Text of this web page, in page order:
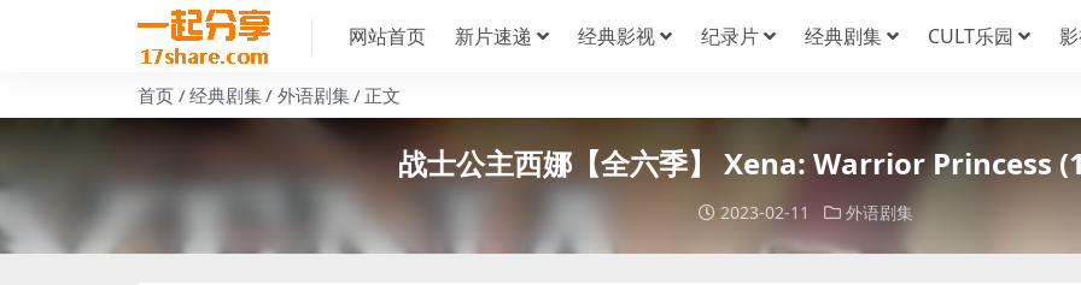
网站首页 新片速递 经典影视 纪录片 经典剧集 CULT乐园
首页 经典剧集 外语剧集 正文
战士公主西娜【全六季】 Xena: Warrior Princess
2023-02-11 外语剧集